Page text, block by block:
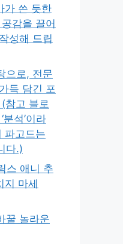
가 쓴 듯한
감을 끌어
성해 드립
으로, 전문
득 담긴 포
참고 블로
석’이라
파고드는
다.)
스 애니 추
지 마세
꿀 놀라운